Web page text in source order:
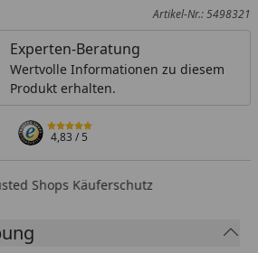
Artikel-Nr.: 5498321
Experten-Beratung
Wertvolle Informationen zu diesem
Produkt erhalten.
4,83/ 5
Shops Käuferschutz